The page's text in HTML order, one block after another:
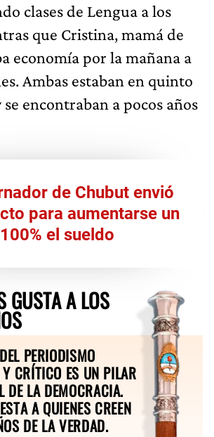
clases de Lengua a los
que Cristina, mamá de
economía por la mañana a
Ambas estaban en quinto
se encontraban a pocos años
de Chubut envió
para aumentarse un
100% el sueldo
GUSTA A LOS
PERIODISMO
Y CRÍTICO ES UN PILAR
DE LA DEMOCRACIA.
A QUIENES CREEN
DE LA VERDAD.